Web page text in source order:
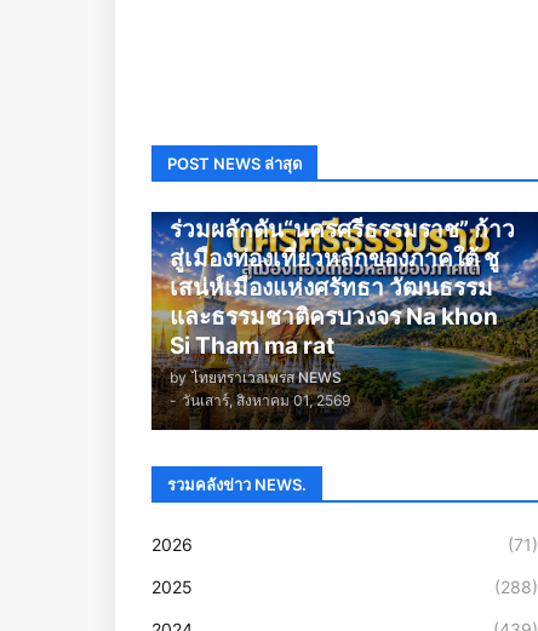
POST NEWS ล่าสุด
ร่วมผลักดัน“นครศรีธรรมราช” ก้าว
สู่เมืองท่องเที่ยวหลักของภาคใต้ ชู
เสน่ห์เมืองแห่งศรัทธา วัฒนธรรม
และธรรมชาติครบวงจร Na khon
Si Tham ma rat
by ไทยทราเวลเพรส NEWS
- วันเสาร์, สิงหาคม 01, 2569
รวมคลังข่าว NEWS.
2026 (71)
2025 (288)